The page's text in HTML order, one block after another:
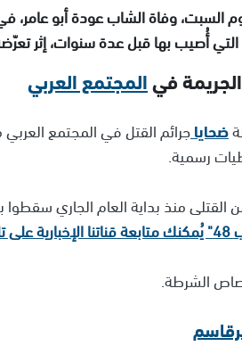
السبت، وفاة الشاب عودة أبو
التي أُصيب بها قبل عدة سنوات، إثر
فيالمجتمع العربي
ضحايا
رسمية.
الشرطة.